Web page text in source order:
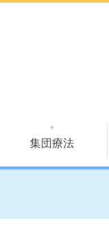
集団療法